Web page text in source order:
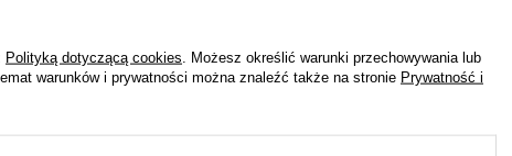
Polityką dotyczącą cookies . Możesz określić warunki przechowywania lub
warunków i prywatności można znaleźć także na stronie Prywatność i